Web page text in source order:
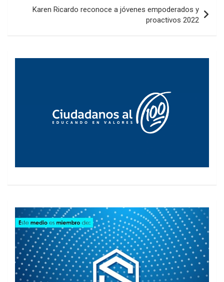
Karen Ricardo reconoce a jóvenes empoderados y
proactivos 2022